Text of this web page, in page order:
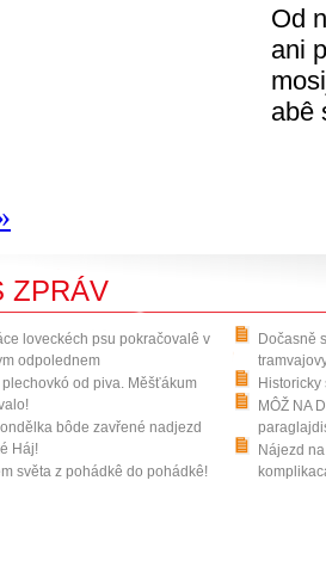
Od
ani
abê
ZPRÁV
loveckéch psu pokračovalê v
odpolednem
od piva. Měšťákum
bôde zavřené nadjezd
Háj!
světa z pohádkê do pohádkê!
Dočasně
MÔŽ NA
Nájezd